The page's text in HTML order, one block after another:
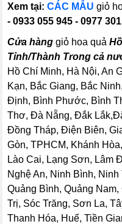
Xem tại:CÁC MẪUgiỏ
- 0933 055 945 - 0977
Cửa hànggiỏ hoa quả
Tỉnh/Thành Trong cả
Hồ Chí Minh, Hà Nội, An
Kạn, Bắc Giang, Bắc
Định, Bình Phước, Bình
Thơ, Đà Nẵng, Đắk
Đồng Tháp, Điện Biên,
Gòn, TPHCM, Khánh
Lào Cai, Lạng Sơn, Lâm
Nghệ An, Ninh Bình,
Quảng Bình, Quảng
Trị, Sóc Trăng, Sơn La,
Thanh Hóa, Huế, Tiền